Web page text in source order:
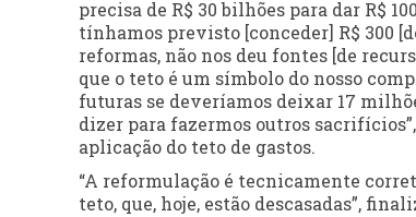
precisa de R$ 30 bilhões para dar R$
tínhamos previsto [conceder] R$ 300
reformas, não nos deu fontes [de
que o teto é um símbolo do nosso
futuras se deveríamos deixar 17
dizer para fazermos outros
aplicação do teto de gastos.
“A reformulação é tecnicamente
teto, que, hoje, estão descasadas”,